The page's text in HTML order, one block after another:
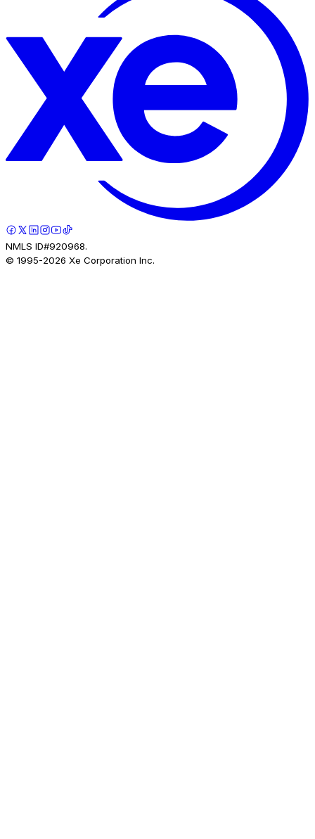
NMLS ID#920968.
© 1995-2026 Xe Corporation Inc.